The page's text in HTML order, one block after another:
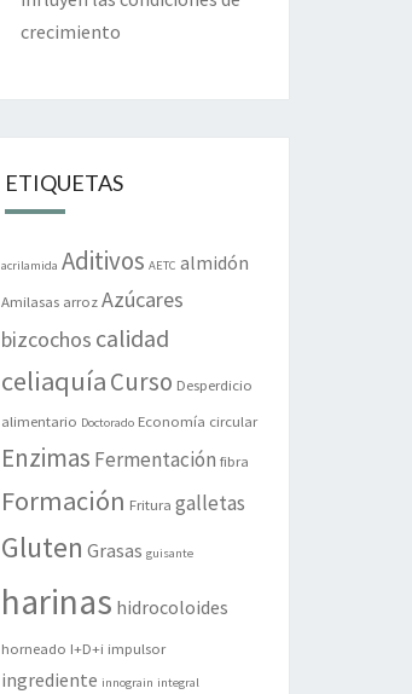
crecimiento
ETIQUETAS
acrilamida Aditivos AETC almidón
Amilasas arroz Azúcares
bizcochos calidad
celiaquíaCurso Desperdicio
alimentario Doctorado Economía circular
Enzimas Fermentación fibra
Formación Fritura galletas
Gluten Grasas guisante
harinas hidrocoloides
horneado I+D+i impulsor
ingrediente innograin integral